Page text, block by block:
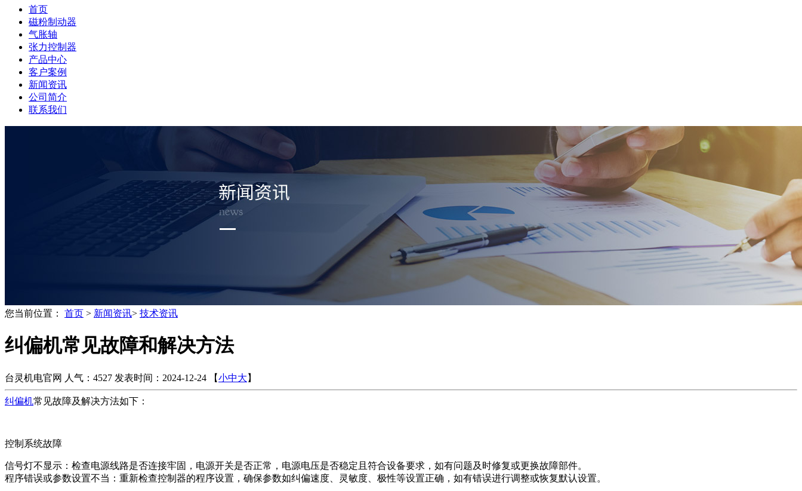
首页
磁粉制动器
气胀轴
张力控制器
产品中心
客户案例
新闻资讯
公司简介
联系我们
您当前位置： 首页 > 新闻资讯> 技术资讯
纠偏机常见故障和解决方法
台灵机电官网 人气：4527 发表时间：2024-12-24 【小中大 】
纠偏机常见故障及解决方法如下：
控制系统故障
信号灯不显示：检查电源线路是否连接牢固，电源开关是否正常，电源电压是否稳定且符合设备要求，如有问题及时修复或更换故障部件。
程序错误或参数设置不当：重新检查控制器的程序设置，确保参数如纠偏速度、灵敏度、极性等设置正确，如有错误进行调整或恢复默认设置。